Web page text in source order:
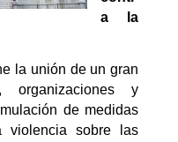
a la
la unión de un gran
organizaciones y
de medidas
violencia sobre las